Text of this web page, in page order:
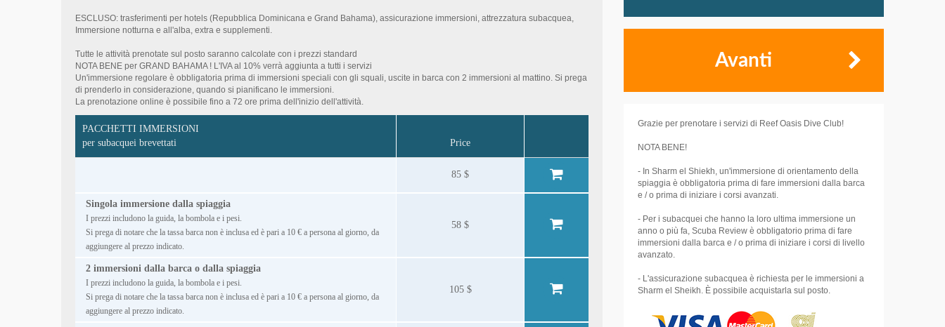
ESCLUSO: trasferimenti per hotels (Repubblica Dominicana e Grand Bahama), assicurazione immersioni, attrezzatura subacquea,
Immersione notturna e all'alba, extra e supplementi.
Tutte le attività prenotate sul posto saranno calcolate con i prezzi standard
NOTA BENE per GRAND BAHAMA ! L'IVA al 10% verrà aggiunta a tutti i servizi
Un'immersione regolare è obbligatoria prima di immersioni speciali con gli squali, uscite in barca con 2 immersioni al mattino. Si prega
di prenderlo in considerazione, quando si pianificano le immersioni.
La prenotazione online è possibile fino a 72 ore prima dell'inizio dell'attività.
PACCHETTI IMMERSIONI
per subacquei brevettati
Price
85 $
Singola immersione dalla spiaggia
I prezzi includono la guida, la bombola e i pesi.
Si prega di notare che la tassa barca non è inclusa ed è pari a 10 € a persona al giorno, da
aggiungere al prezzo indicato.
58 $
2 immersioni dalla barca o dalla spiaggia
I prezzi includono la guida, la bombola e i pesi.
Si prega di notare che la tassa barca non è inclusa ed è pari a 10 € a persona al giorno, da
aggiungere al prezzo indicato.
105 $
Avanti
Grazie per prenotare i servizi di Reef Oasis Dive Club!
NOTA BENE!
- In Sharm el Shiekh, un'immersione di orientamento della
spiaggia è obbligatoria prima di fare immersioni dalla barca
e / o prima di iniziare i corsi avanzati.
- Per i subacquei che hanno la loro ultima immersione un
anno o più fa, Scuba Review è obbligatorio prima di fare
immersioni dalla barca e / o prima di iniziare i corsi di livello
avanzato.
- L'assicurazione subacquea è richiesta per le immersioni a
Sharm el Sheikh. È possibile acquistarla sul posto.